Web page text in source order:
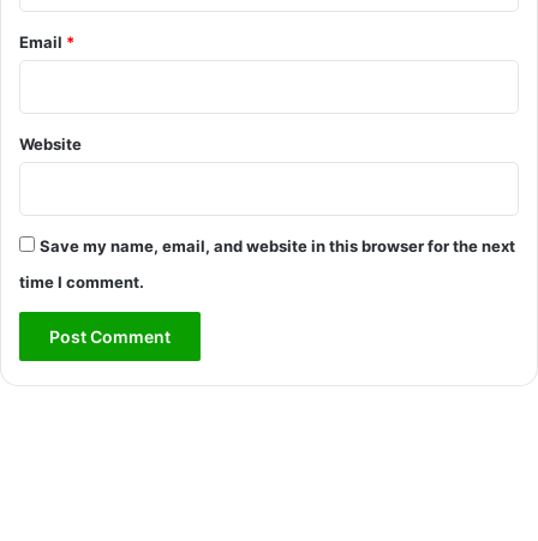
Email *
Website
Save my name, email, and website in this browser for the next
time I comment.